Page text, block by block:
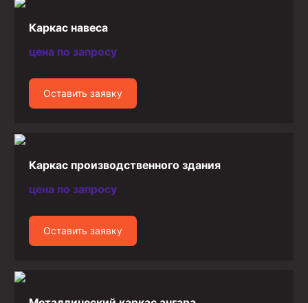
Каркас навеса
цена по запросу
Оставить заявку
Каркас производственного здания
цена по запросу
Оставить заявку